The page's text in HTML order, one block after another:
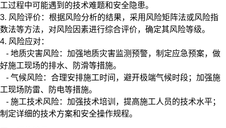
工过程中可能遇到的技术难题和安全隐患。
3. 风险评价：根据风险分析的结果，采用风险矩阵法或风险指
数法等方法，对风险因素进行综合评价，确定其风险等级。
4. 风险应对：
- 地质灾害风险：加强地质灾害监测预警，制定应急预案，做
好施工现场的排水、防滑等措施。
- 气候风险：合理安排施工时间，避开极端气候时段；加强施
工现场防雷、防电等措施。
- 施工技术风险：加强技术培训，提高施工人员的技术水平；
制定详细的技术方案和安全操作规程。